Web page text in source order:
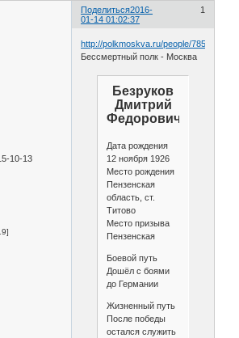
Поделиться 1
2016-
01-14 01:02:37
10-13
http://polkmoskva.ru/people/785628/
Бессмертный полк - Москва
Безруков
Дмитрий
Федорович
Дата рождения
12 ноября 1926
Место рождения
Пензенская
область, ст.
Титово
Место призыва
Пензенская
Боевой путь
Дошёл с боями
до Германии
Жизненный путь
После победы
остался служить